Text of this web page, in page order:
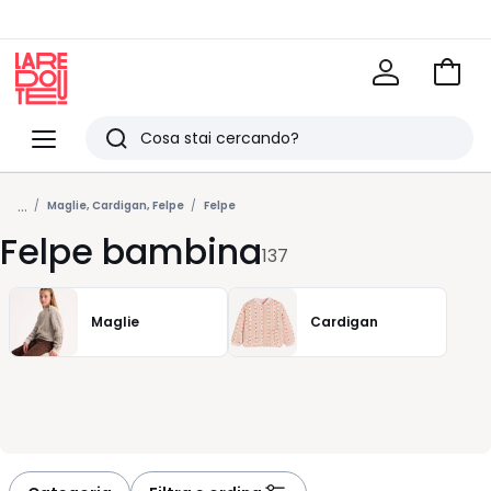
Menu
Redoute
Ricerca
Ultimi
articoli
visti
Vai
... Maglie, Cardigan, Felpe Felpe
Felpe bambina137
Maglie Cardigan